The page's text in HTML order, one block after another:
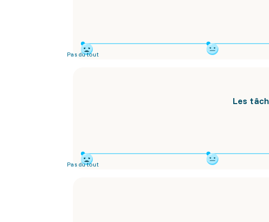
Pas du tout
Les
Pas du tout